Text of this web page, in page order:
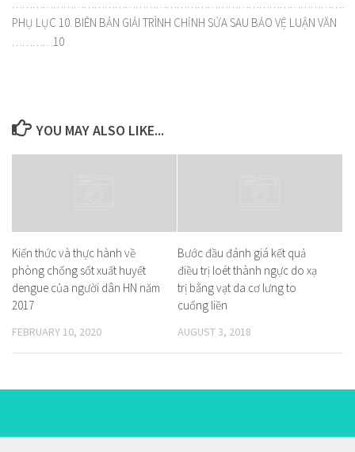
PHỤ LỤC 10. BIÊN BẢN GIẢI TRÌNH CHỈNH SỬA SAU BẢO VỆ LUẬN VĂN
…………10
YOU MAY ALSO LIKE...
Kiến thức và thực hành về
phòng chống sốt xuất huyết
dengue của người dân HN năm
2017
FEBRUARY 10, 2020
Bước đầu đánh giá kết quả
điều trị loét thành ngực do xạ
trị bằng vạt da cơ lưng to
cuống liền
AUGUST 3, 2018